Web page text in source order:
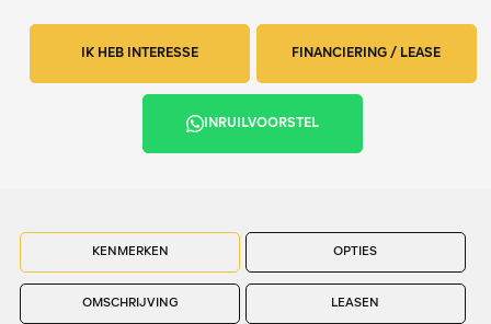
IK HEB INTERESSE FINANCIERING / LEASE
INRUILVOORSTEL
KENMERKEN OPTIES
OMSCHRIJVING LEASEN